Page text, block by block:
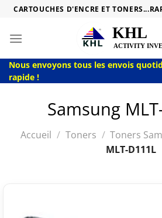
Passer
contenu
CARTOUCHES D'ENCRE ET
Nous envoyons tous les envois
rapide !
Samsung
Accueil / Toners / Toners
MLT-D111L